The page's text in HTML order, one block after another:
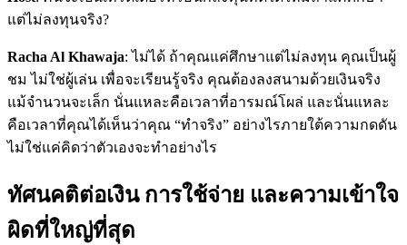
แต่ไม่ลงทุนจริง?
Racha Al Khawaja: ไม่ได้ ถ้าคุณแค่ศึกษาแต่ไม่ลงทุน คุณเป็นผู้
ชม ไม่ใช่ผู้เล่น เพื่อจะเรียนรู้จริง คุณต้องลงสนามด้วยเงินจริง
แม้จำนวนจะเล็ก นั่นแหละคือเวลาที่อารมณ์โผล่ และนั่นแหละ
คือเวลาที่คุณได้เห็นว่าคุณ “ทำจริง” อย่างไรภายใต้ความกดดัน
ไม่ใช่แค่คิดว่าตัวเองจะทำอย่างไร
ทัศนคติต่อเงิน การใช้จ่าย และความเข้าใจ
ผิดที่ใหญ่ที่สุด